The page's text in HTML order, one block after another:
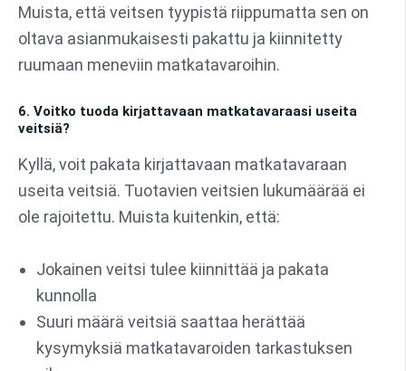
Muista, että veitsen tyypistä riippumatta sen on
oltava asianmukaisesti pakattu ja kiinnitetty
ruumaan meneviin matkatavaroihin.
6. Voitko tuoda kirjattavaan matkatavaraasi useita
veitsiä?
Kyllä, voit pakata kirjattavaan matkatavaraan
useita veitsiä. Tuotavien veitsien lukumäärää ei
ole rajoitettu. Muista kuitenkin, että:
Jokainen veitsi tulee kiinnittää ja pakata
kunnolla
Suuri määrä veitsiä saattaa herättää
kysymyksiä matkatavaroiden tarkastuksen